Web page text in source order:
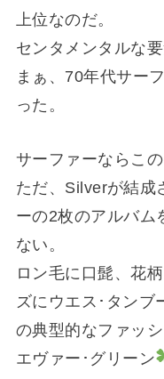
上位なのだ。
センタメンタルな
まぁ、70年代サー
った。
サーファーならこ
ただ、Silverが結成
ーの2枚のアルバム
ない。
ロン毛に口髭、花
ズにウエス･タンブ
の典型的なファッ
エヴァー･グリーン